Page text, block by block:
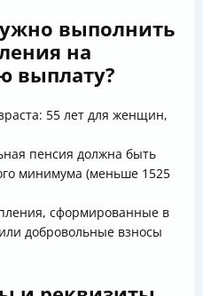
выполнить
на
выплату?
55 лет для женщин,
пенсия должна быть
минимума (меньше 1525
сформированные в
добровольные взносы